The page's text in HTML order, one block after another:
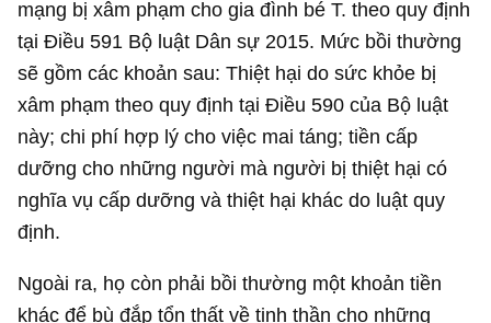
mạng bị xâm phạm cho gia đình bé T. theo quy định
tại Điều 591 Bộ luật Dân sự 2015. Mức bồi thường
sẽ gồm các khoản sau: Thiệt hại do sức khỏe bị
xâm phạm theo quy định tại Điều 590 của Bộ luật
này; chi phí hợp lý cho việc mai táng; tiền cấp
dưỡng cho những người mà người bị thiệt hại có
nghĩa vụ cấp dưỡng và thiệt hại khác do luật quy
định.
Ngoài ra, họ còn phải bồi thường một khoản tiền
khác để bù đắp tổn thất về tinh thần cho những